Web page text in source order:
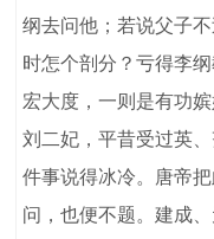
纲去问他；若说父子
时怎个剖分？亏得李
宏大度，一则是有功
刘二妃，平昔受过英
件事说得冰冷。唐帝
问，也便不题。建成